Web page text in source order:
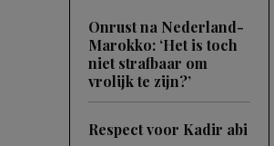
Onrust na Nederland-
Marokko: ‘Het is toch
niet strafbaar om
vrolijk te zijn?’
Respect voor Kadir abi